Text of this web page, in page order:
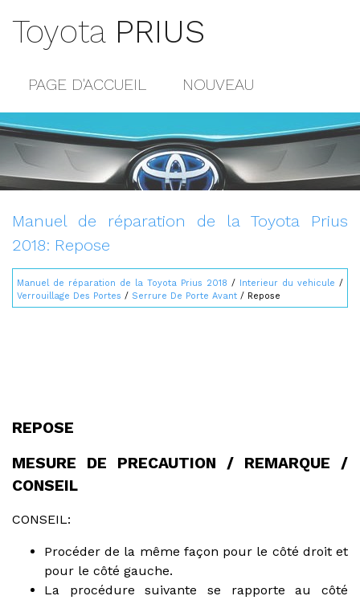
Toyota PRIUS
PAGE D'ACCUEIL NOUVEAU
POPULAIRE
CONTACTS
Manuel de réparation de la Toyota Prius
2018: Repose
Manuel de réparation de la Toyota Prius 2018 / Interieur du vehicule /
Verrouillage Des Portes / Serrure De Porte Avant / Repose
REPOSE
MESURE DE PRECAUTION / REMARQUE /
CONSEIL
CONSEIL:
Procéder de la même façon pour le côté droit et
pour le côté gauche.
La procédure suivante se rapporte au côté